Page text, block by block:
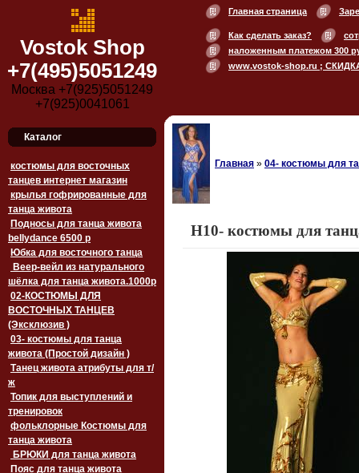
Vostok Shop
+7(495)5051249
Москва +7(925)5051249
+7(925)0041061
Главная страница
Как сделать заказ?
наложенным платежом 300
www.vostok-shop.ru ;
Каталог
костюмы для восточных
танцев интернет магазин
крылья гофрированные для
танца живота
Подносы для танца живота
bellydance 6500 p
Юбка для восточного танца
Веер-вейл из натурального
шёлка для танца живота.1000p
02-КОСТЮМЫ ДЛЯ
ВОСТОЧНЫХ ТАНЦЕВ
(Эксклюзив )
03- костюмы для танца
живота (Простой дизайн )
Танец живота атрибуты для т/
ж
Топик для выступлений и
тренировок
фольклорные Костюмы для
танца живота
БРЮКИ для танца живота
Пояс для танца живота
Главная » 04- костюмы для
H10- костюмы для